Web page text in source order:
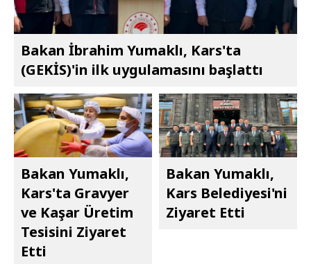
Bakan İbrahim Yumaklı, Kars'ta
(GEKİS)'in ilk uygulamasını başlattı
Bakan Yumaklı,
Kars'ta Gravyer
ve Kaşar Üretim
Tesisini Ziyaret
Etti
Bakan Yumaklı,
Kars Belediyesi'ni
Ziyaret Etti